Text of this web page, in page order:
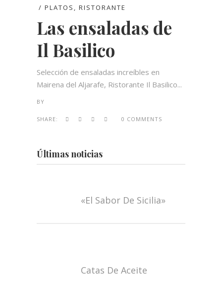
PLATOS , RISTORANTE
Las ensaladas de
Il Basilico
Selección de ensaladas increíbles en
Mairena del Aljarafe, Ristorante Il Basilico...
BY
SHARE: 0 COMMENTS
Últimas noticias
«El Sabor De Sicilia»
Catas De Aceite